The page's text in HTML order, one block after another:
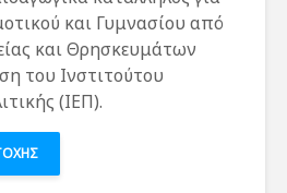
και Γυμνασίου από
και Θρησκευμάτων
του Ινστιτούτου
(ΙΕΠ).